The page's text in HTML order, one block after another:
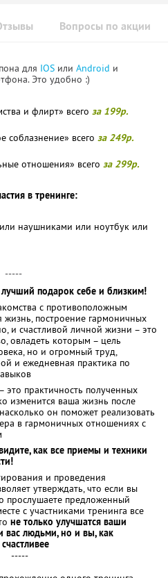
Вопросы по акции
для IOS или Android и
Это удобно :)
и флирт» всего за 199р.
соблазнение» всего за 249р.
отношения» всего за 299р.
в тренинге:
наушниками или ноутбук или
-----
подарок себе и близким!
с противоположным
построение гармоничных
и счастливой личной жизни – это
овладеть которым – цель
но и огромный труд,
и ежедневная практика по
это практичность полученных
изменится ваша жизнь после
он поможет реализовать
в гармоничных отношениях с
как все приемы и техники
и проведения
утверждать, что если вы
прослушаете предложенный
с участниками тренинга все
не только улучшатся ваши
людьми, но и вы, как
-----